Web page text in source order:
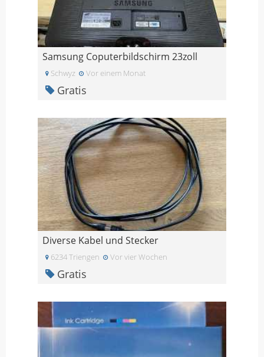
Samsung Coputerbildschirm 23zoll
Schwyz Vor einem Monat
Gratis
Diverse Kabel und Stecker
6234 Triengen Vor vier Wochen
Gratis